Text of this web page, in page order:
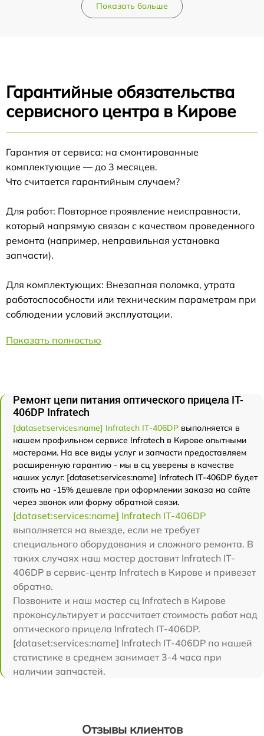
Показать больше
Гарантийные обязательства
сервисного центра в Кирове
Гарантия от сервиса: на смонтированные
комплектующие — до 3 месяцев.
Что считается гарантийным случаем?
Для работ: Повторное проявление неисправности,
который напрямую связан с качеством проведенного
ремонта (например, неправильная установка
запчасти).
Для комплектующих: Внезапная поломка, утрата
работоспособности или техническим параметрам при
соблюдении условий эксплуатации.
Показать полностью
Ремонт цепи питания оптического прицела IT-
406DP Infratech
[dataset:services:name] Infratech IT-406DP выполняется в
нашем профильном сервисе Infratech в Кирове опытными
мастерами. На все виды услуг и запчасти предоставляем
расширенную гарантию - мы в сц уверены в качестве
наших услуг. [dataset:services:name] Infratech IT-406DP будет
стоить на -15% дешевле при оформлении заказа на сайте
через звонок или форму обратной связи.
[dataset:services:name] Infratech IT-406DP
выполняется на выезде, если не требует
специального оборудования и сложного ремонта. В
таких случаях наш мастер доставит Infratech IT-
406DP в сервис-центр Infratech в Кирове и привезет
обратно.
Позвоните и наш мастер сц Infratech в Кирове
проконсультирует и рассчитает стоимость работ над
оптического прицела Infratech IT-406DP.
[dataset:services:name] Infratech IT-406DP по нашей
статистике в среднем занимает 3-4 часа при
наличии запчастей.
Отзывы клиентов